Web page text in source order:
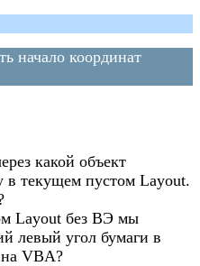
начало координат
какой объект
в текущем пустом Layout.
Layout без ВЭ мы
левый угол бумаги в
на VBA?